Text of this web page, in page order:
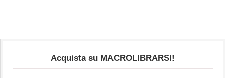
Acquista su MACROLIBRARSI!